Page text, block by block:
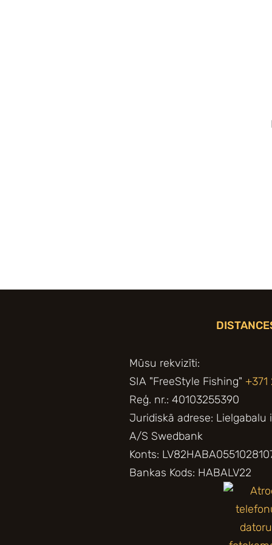
Mūsu rekvizīti:
SIA "FreeStyle Fishing"+371
Reģ. nr.: 40103255390
Juridiskā adrese: Lielgabalu
A/S Swedbank
Konts:
Bankas Kods: HABALV22